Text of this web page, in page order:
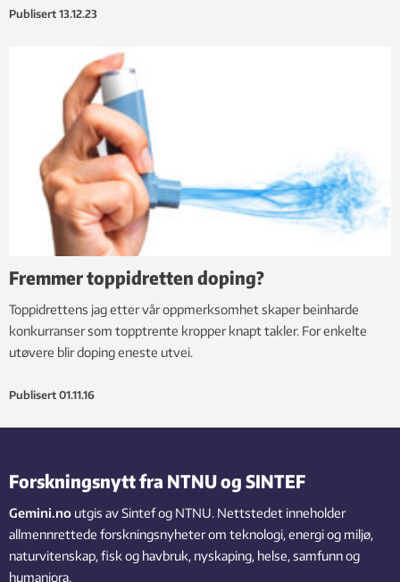
Publisert 13.12.23
Fremmer toppidretten doping?
Toppidrettens jag etter vår oppmerksomhet skaper beinharde
konkurranser som topptrente kropper knapt takler. For enkelte
utøvere blir doping eneste utvei.
Publisert 01.11.16
Forskningsnytt fra NTNU og SINTEF
Gemini.no utgis av Sintef og NTNU. Nettstedet inneholder
allmennrettede forskningsnyheter om teknologi, energi og miljø,
naturvitenskap, fisk og havbruk, nyskaping, helse, samfunn og
humaniora.